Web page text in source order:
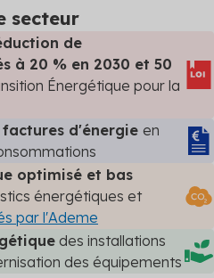
secteur
de
à 20 % en 2030 et 50
Énergétique pour la
d'énergie en
optimisé et bas
énergétiques et
par l'Ademe
des installations
des équipements